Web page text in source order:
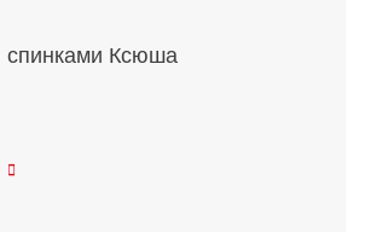
спинками Ксюша